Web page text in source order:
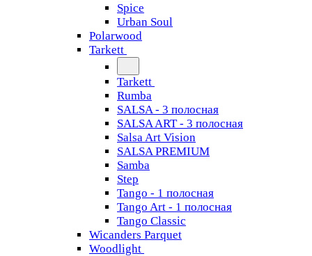
Spice
Urban Soul
Polarwood
Tarkett
Tarkett
Rumba
SALSA - 3 полосная
SALSA ART - 3 полосная
Salsa Art Vision
SALSA PREMIUM
Samba
Step
Tango - 1 полосная
Tango Art - 1 полосная
Tango Classiс
Wicanders Parquet
Woodlight